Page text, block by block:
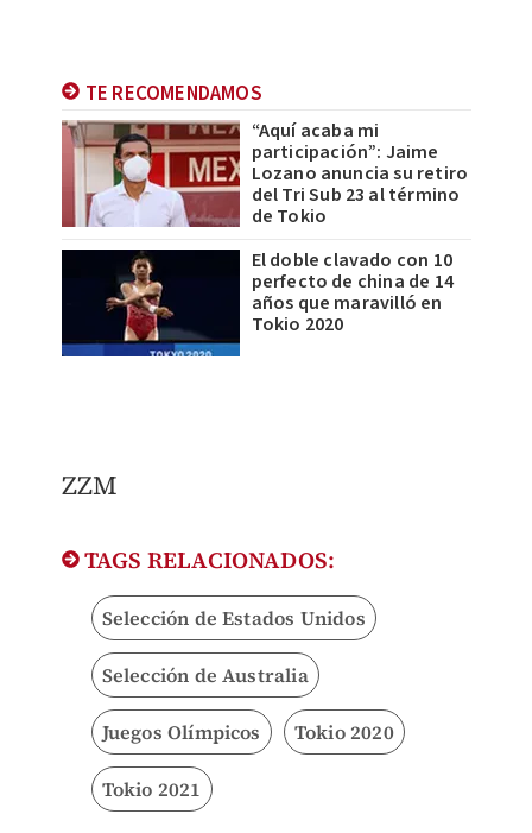
TE RECOMENDAMOS
“Aquí acaba mi
participación”: Jaime
Lozano anuncia su retiro
del Tri Sub 23 al término
de Tokio
El doble clavado con 10
perfecto de china de 14
años que maravilló en
Tokio 2020
ZZM
TAGS RELACIONADOS:
Selección de Estados Unidos
Selección de Australia
Juegos Olímpicos Tokio 2020
Tokio 2021